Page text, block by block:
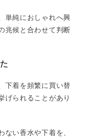
単純におしゃれへ興
兆候と合わせて判断
下着を頻繁に買い替
げられることがあり
い香水や下着を、